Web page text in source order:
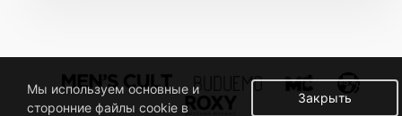
Закрыть
Мы используем основные и
сторонние файлы cookie в